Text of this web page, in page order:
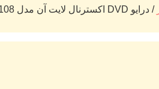
/ درایو DVD اکسترنال لایت آن مدل eBAU108 ا Liteon eBAU108 External DVD Drive